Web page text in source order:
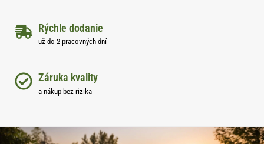
Rýchle dodanie
už do 2 pracovných dní
Záruka kvality
a nákup bez rizika